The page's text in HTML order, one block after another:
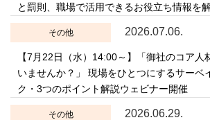
と罰則、職場で活用できるお役立ち情報を
その他 2026.07.06.
【7月22日（水）14:00～】「御社のコア人
いませんか？」 現場をひとつにするサーベ
ク・3つのポイント解説ウェビナー開催
その他 2026.06.29.